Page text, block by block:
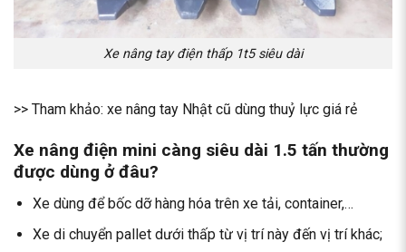
Xe nâng tay điện thấp 1t5 siêu dài
>> Tham khảo: xe nâng tay Nhật cũ dùng thuỷ lực giá rẻ
Xe nâng điện mini càng siêu dài 1.5 tấn thường
được dùng ở đâu?
Xe dùng để bốc dỡ hàng hóa trên xe tải, container,…
Xe di chuyển pallet dưới thấp từ vị trí này đến vị trí khác;